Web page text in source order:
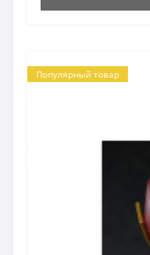
Популярный товар